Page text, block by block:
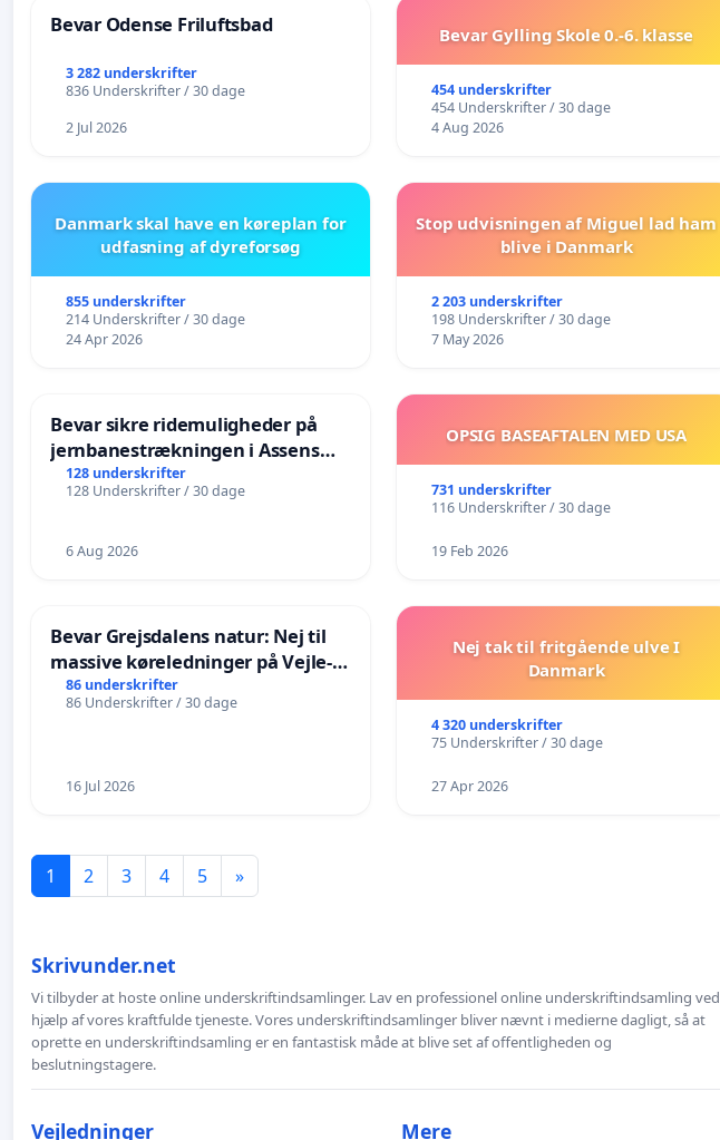
Bevar Odense Friluftsbad
3 282 underskrifter
836 Underskrifter / 30 dage
2 Jul 2026
Bevar Gylling Skole 0.-6. klasse
454 underskrifter
454 Underskrifter / 30 dage
4 Aug 2026
Danmark skal have en køreplan for
udfasning af dyreforsøg
855 underskrifter
214 Underskrifter / 30 dage
24 Apr 2026
Stop udvisningen af Miguel lad ham
blive i Danmark
2 203 underskrifter
198 Underskrifter / 30 dage
7 May 2026
Bevar sikre ridemuligheder på
jernbanestrækningen i Assens
Kommune
128 underskrifter
128 Underskrifter / 30 dage
6 Aug 2026
OPSIG BASEAFTALEN MED USA
731 underskrifter
116 Underskrifter / 30 dage
19 Feb 2026
Bevar Grejsdalens natur: Nej til
massive køreledninger på Vejle-
Struer-banen
86 underskrifter
86 Underskrifter / 30 dage
16 Jul 2026
Nej tak til fritgående ulve I
Danmark
4 320 underskrifter
75 Underskrifter / 30 dage
27 Apr 2026
1 2 3 4 5 »
Skrivunder.net
Vi tilbyder at hoste online underskriftindsamlinger. Lav en professionel online underskriftindsamling ved
hjælp af vores kraftfulde tjeneste. Vores underskriftindsamlinger bliver nævnt i medierne dagligt, så at
oprette en underskriftindsamling er en fantastisk måde at blive set af offentligheden og
beslutningstagere.
Vejledninger Mere